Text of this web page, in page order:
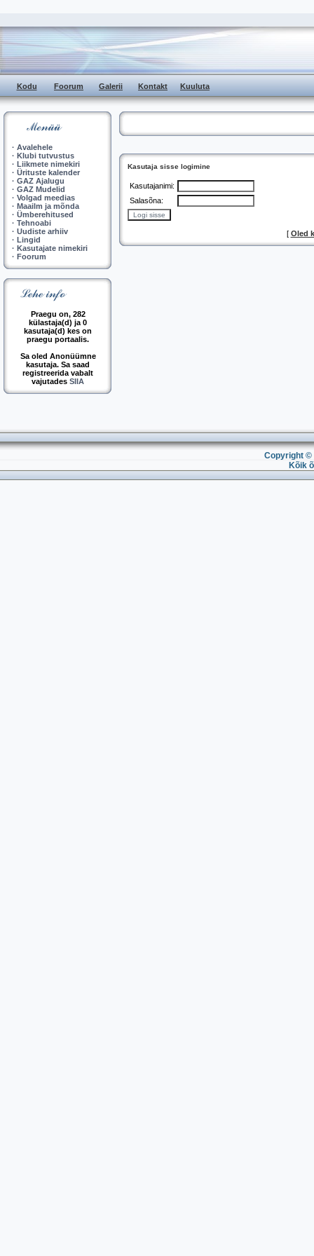
Kodu Foorum Galerii Kontakt Kuuluta
· Avalehele
· Klubi tutvustus
· Liikmete nimekiri
· Ürituste kalender
· GAZ Ajalugu
· GAZ Mudelid
· Volgad meedias
· Maailm ja mõnda
· Ümberehitused
· Tehnoabi
· Uudiste arhiiv
· Lingid
· Kasutajate nimekiri
· Foorum
Praegu on, 282
külastaja(d) ja 0
kasutaja(d) kes on
praegu portaalis.
Sa oled Anonüümne
kasutaja. Sa saad
registreerida vabalt
vajutades SIIA
Kasutaja sisse logimine
Kasutajanimi:
Salasõna:
[ Oled
Copyright ©
Kõik